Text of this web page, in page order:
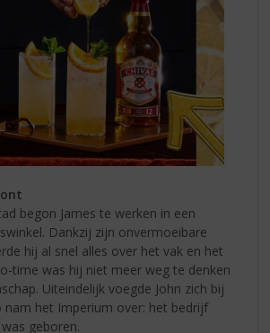
begon James te werken in een
Dankzij zijn onvermoeibare
hij al snel alles over het vak en het
time was hij niet meer weg te denken
Uiteindelijk voegde John zich bij
nam het Imperium over: het bedrijf
geboren.